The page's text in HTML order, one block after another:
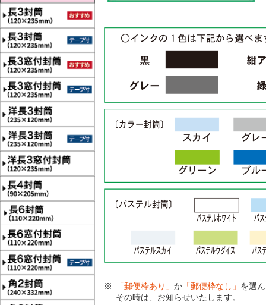
「郵便枠あり」 か 「郵便枠なし」 を選
その時は、お知らせいたします。